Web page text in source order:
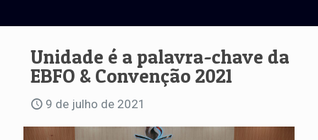
Unidade é a palavra-chave da
EBFO & Convenção 2021
9 de julho de 2021